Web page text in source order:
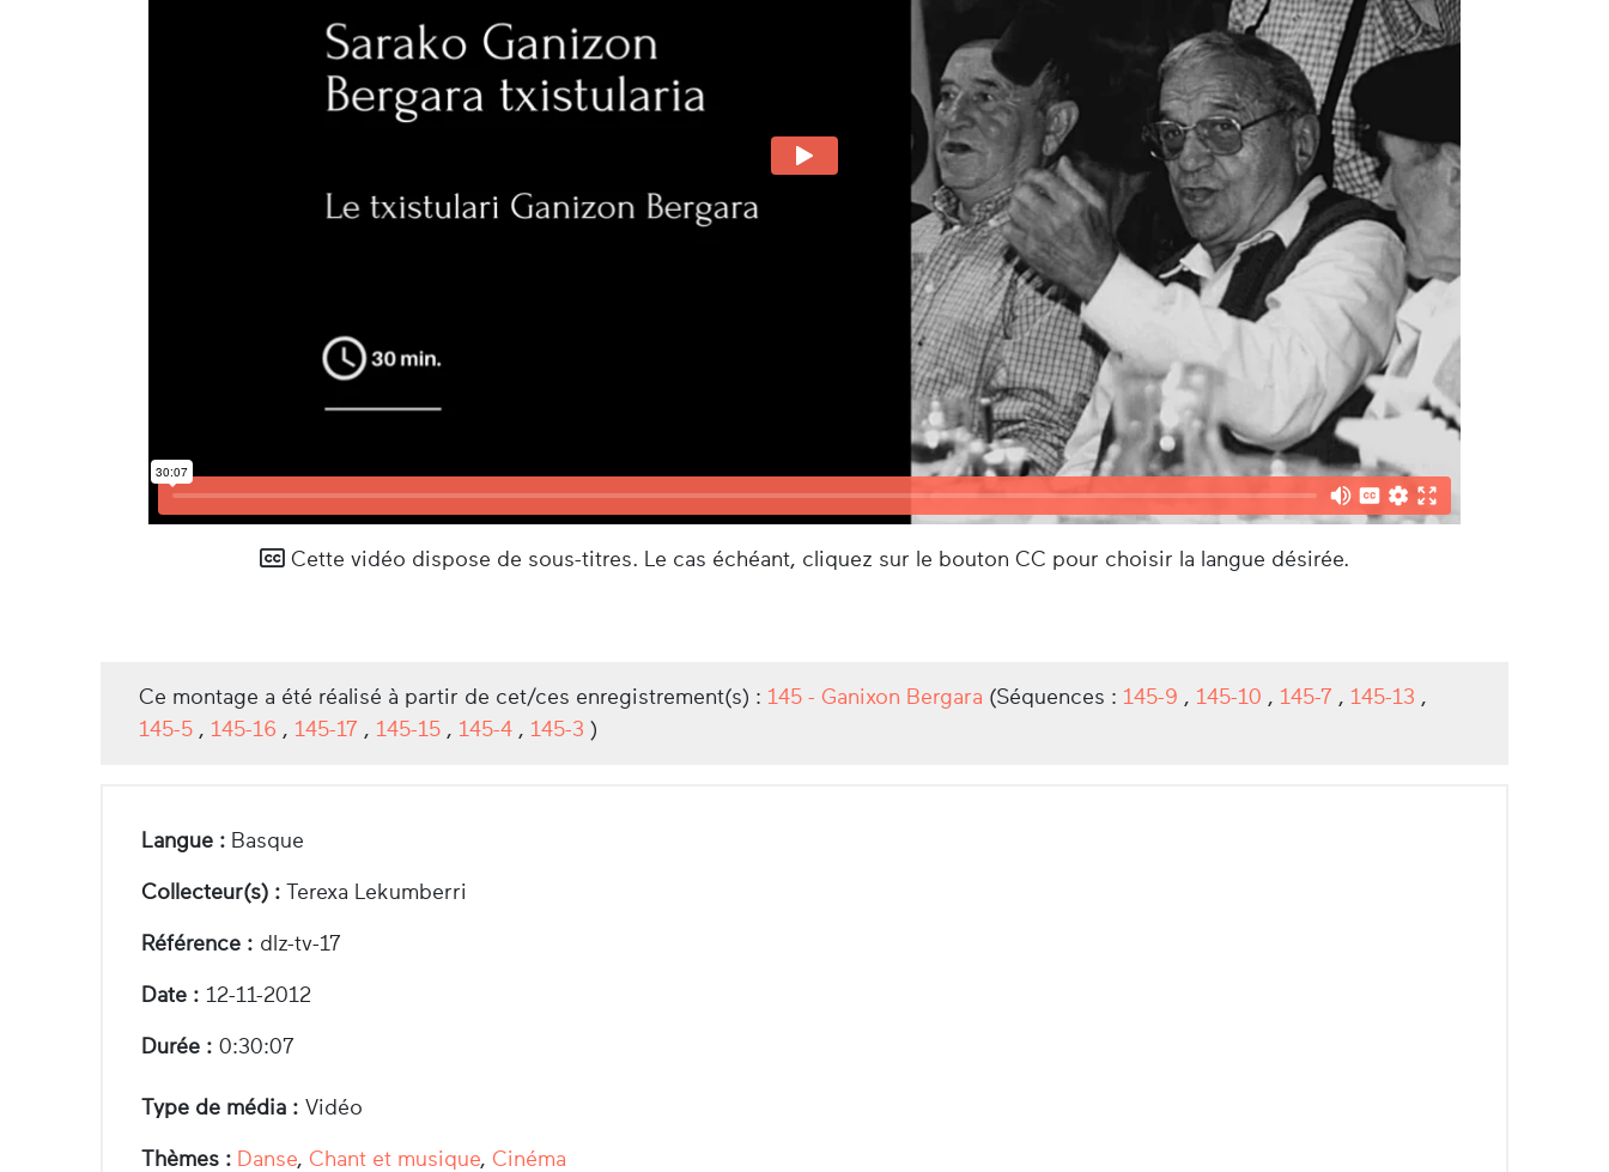
Cette vidéo dispose de sous-titres. Le cas échéant, cliquez sur le bouton CC pour choisir la langue désirée.
Ce montage a été réalisé à partir de cet/ces enregistrement(s) : 145 - Ganixon Bergara (Séquences : 145-9 , 145-10 , 145-7 , 145-13 ,
145-5 , 145-16 , 145-17 , 145-15 , 145-4 , 145-3 )
Langue : Basque
Collecteur(s) : Terexa Lekumberri
Référence : dlz-tv-17
Date : 12-11-2012
Durée : 0:30:07
Type de média : Vidéo
Thèmes : Danse, Chant et musique, Cinéma